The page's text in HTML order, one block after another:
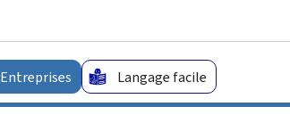
Entreprises Langage facile